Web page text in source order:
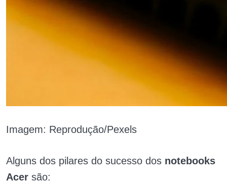
Imagem: Reprodução/Pexels
Alguns dos pilares do sucesso dos notebooks
Acer são: